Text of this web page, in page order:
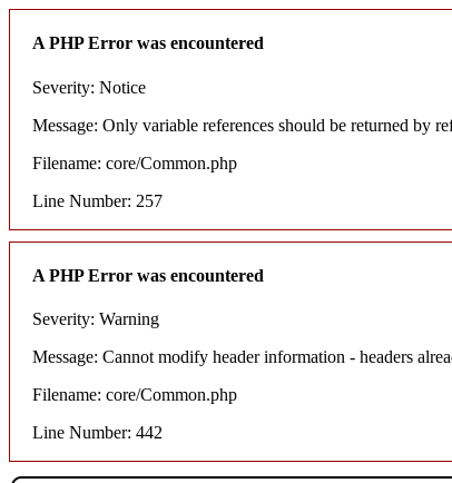
A PHP Error was encountered
Severity: Notice
Message: Only variable references should be returned by
Filename: core/Common.php
Line Number: 257
A PHP Error was encountered
Severity: Warning
Message: Cannot modify header information - headers
Filename: core/Common.php
Line Number: 442